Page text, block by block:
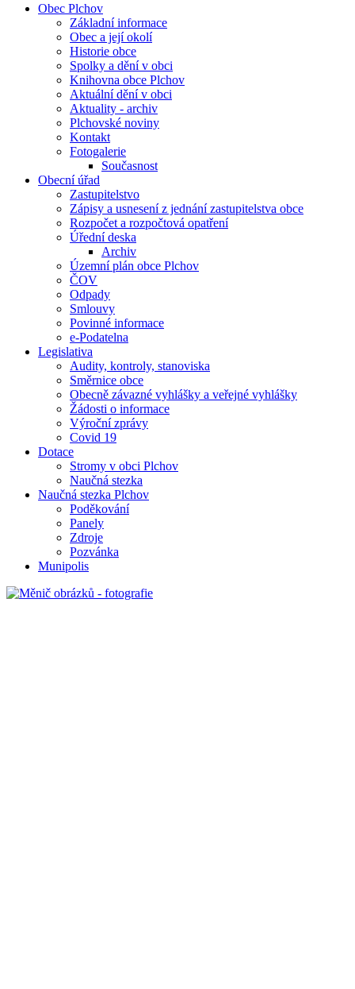
Obec Plchov
Základní informace
Obec a její okolí
Historie obce
Spolky a dění v obci
Knihovna obce Plchov
Aktuální dění v obci
Aktuality - archiv
Plchovské noviny
Kontakt
Fotogalerie
Současnost
Obecní úřad
Zastupitelstvo
Zápisy a usnesení z jednání zastupitelstva obce
Rozpočet a rozpočtová opatření
Úřední deska
Archiv
Územní plán obce Plchov
ČOV
Odpady
Smlouvy
Povinné informace
e-Podatelna
Legislativa
Audity, kontroly, stanoviska
Směrnice obce
Obecně závazné vyhlášky a veřejné vyhlášky
Žádosti o informace
Výroční zprávy
Covid 19
Dotace
Stromy v obci Plchov
Naučná stezka
Naučná stezka Plchov
Poděkování
Panely
Zdroje
Pozvánka
Munipolis